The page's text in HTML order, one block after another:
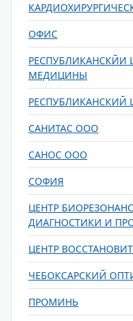
ОФИС
РЕСПУБЛИКАНСКЙИ
МЕДИЦИНЫ
РЕСПУБЛИКАНСКИЙ
САНИТАС ООО
САНОС ООО
СОФИЯ
ЦЕНТР
ДИАГНОСТИКИ И
ЦЕНТР
ЧЕБОКСАРСКИЙ
ПРОМИНЬ